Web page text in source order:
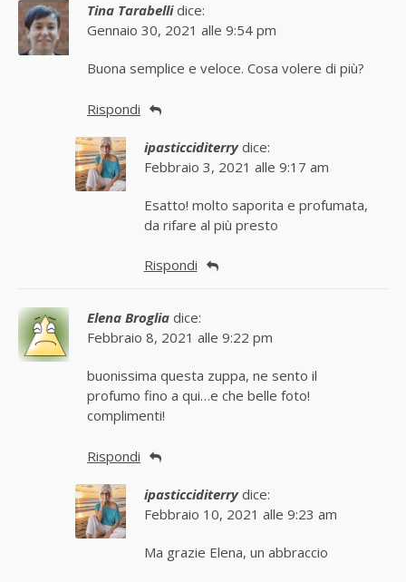
Tina Tarabelli dice:
Gennaio 30, 2021 alle 9:54 pm
Buona semplice e veloce. Cosa volere di più?
Rispondi
ipasticciditerry dice:
Febbraio 3, 2021 alle 9:17 am
Esatto! molto saporita e profumata,
da rifare al più presto
Rispondi
Elena Broglia dice:
Febbraio 8, 2021 alle 9:22 pm
buonissima questa zuppa, ne sento il
profumo fino a qui…e che belle foto!
complimenti!
Rispondi
ipasticciditerry dice:
Febbraio 10, 2021 alle 9:23 am
Ma grazie Elena, un abbraccio